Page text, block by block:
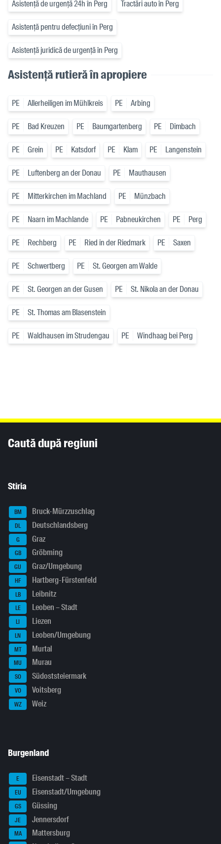
Asistență de urgență 24h în Perg Tractări auto în Perg
Asistență pentru defecțiuni în Perg
Asistență juridică de urgență în Perg
Asistență rutieră în apropiere
PE Allerheiligen im Mühlkreis PE Arbing
PE Bad Kreuzen PE Baumgartenberg PE Dimbach
PE Grein PE Katsdorf PE Klam PE Langenstein
PE Luftenberg an der Donau PE Mauthausen
PE Mitterkirchen im Machland PE Münzbach
PE Naarn im Machlande PE Pabneukirchen PE Perg
PE Rechberg PE Ried in der Riedmark PE Saxen
PE Schwertberg PE St. Georgen am Walde
PE St. Georgen an der Gusen PE St. Nikola an der Donau
PE St. Thomas am Blasenstein
PE Waldhausen im Strudengau PE Windhaag bei Perg
Caută după regiuni
Stiria
BM Bruck-Mürzzuschlag
DL Deutschlandsberg
G Graz
GB Gröbming
GU Graz/Umgebung
HF Hartberg-Fürstenfeld
LB Leibnitz
LE Leoben – Stadt
LI Liezen
LN Leoben/Umgebung
MT Murtal
MU Murau
SO Südoststeiermark
VO Voitsberg
WZ Weiz
Burgenland
E Eisenstadt – Stadt
EU Eisenstadt/Umgebung
GS Güssing
JE Jennersdorf
MA Mattersburg